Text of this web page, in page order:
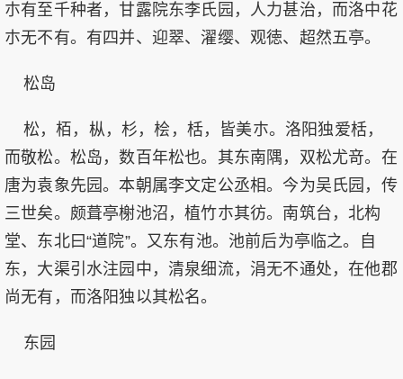
朩有至千种者，甘露院东李氏园，人力甚治，而洛中花
朩无不有。有四并、迎翠、濯缨、观徳、超然五亭。
松岛
松，栢，枞，杉，桧，栝，皆美朩。洛阳独爱栝，
而敬松。松岛，数百年松也。其东南隅，双松尤竒。在
唐为袁象先园。本朝属李文定公丞相。今为吴氏园，传
三世矣。颇葺亭榭池沼，植竹朩其彷。南筑台，北构
堂、东北曰“道院”。又东有池。池前后为亭临之。自
东，大渠引水注园中，清泉细流，涓无不通处，在他郡
尚无有，而洛阳独以其松名。
东园